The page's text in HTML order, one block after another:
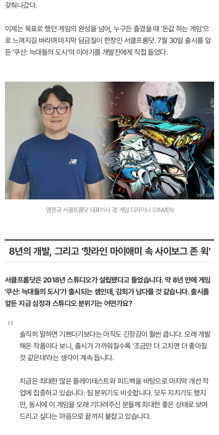
갖춰나갔다.
이제는 목표로 했던 게임의 완성을 넘어, 누구든 즐겼을 때 '돈값 하는 게임'으
로 느껴지길 바라며 마지막 담금질이 한창인 서클프롬닷. 7월 30일 출시를 앞
둔 '쿠산: 늑대들의 도시'의 이야기를 개발진에게 직접 들었다.
염정규 서클프롬닷 대표이사 겸 게임 디자이너 ©INVEN
8년의 개발, 그리고 '핫라인 마이애미 속 사이보그 존 윅'
서클프롬닷은 2018년 스튜디오가 설립됐다고 들었습니다. 약 8년 만에 게임
'쿠산: 늑대들의 도시'가 출시되는 셈인데, 감회가 남다를 것 같습니다. 출시를
앞둔 지금 심정과 스튜디오 분위기는 어떤가요?
"
솔직히 말하면 기쁘다기보다는 아직도 긴장감이 훨씬 큽니다. 오래 개발
해온 작품이다 보니, 출시가 가까워질수록 '조금만 더 고치면 더 좋아질
것 같은데'라는 생각이 계속 듭니다.
지금은 최대한 많은 플레이테스트와 피드백을 바탕으로 마지막 개선 작
업에 집중하고 있습니다. 팀 분위기도 비슷합니다. 모두 지치기도 했지
만, 동시에 이 게임을 오래 기다려주신 분들께 최대한 좋은 상태로 보여
드리고 싶다는 마음으로 끝까지 붙잡고 있습니다.